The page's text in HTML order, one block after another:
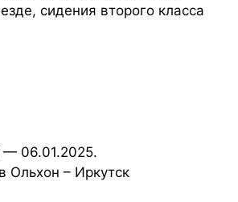
сидения второго класса
— 06.01.2025.
Ольхон – Иркутск